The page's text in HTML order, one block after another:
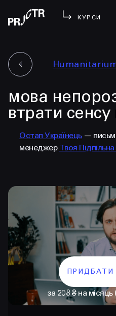
КУРСИ
МЕНЮ
у проджі
бібліотека
менторство
lezo
вийти
мова
втрати сенсу
Остап Українець—
менеджер Твоя
ПРИДБАТИ
за 208 ₴ на